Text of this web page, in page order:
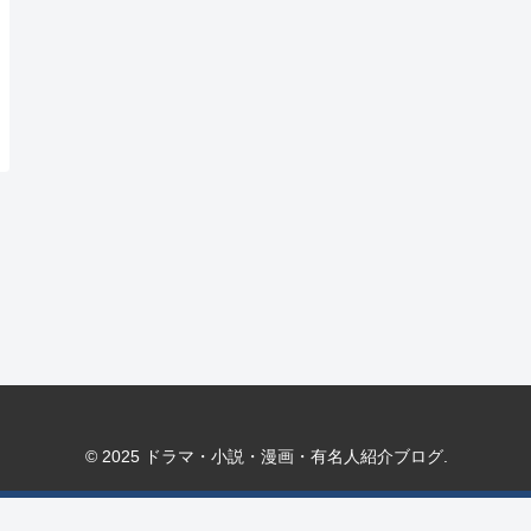
© 2025 ドラマ・小説・漫画・有名人紹介ブログ.